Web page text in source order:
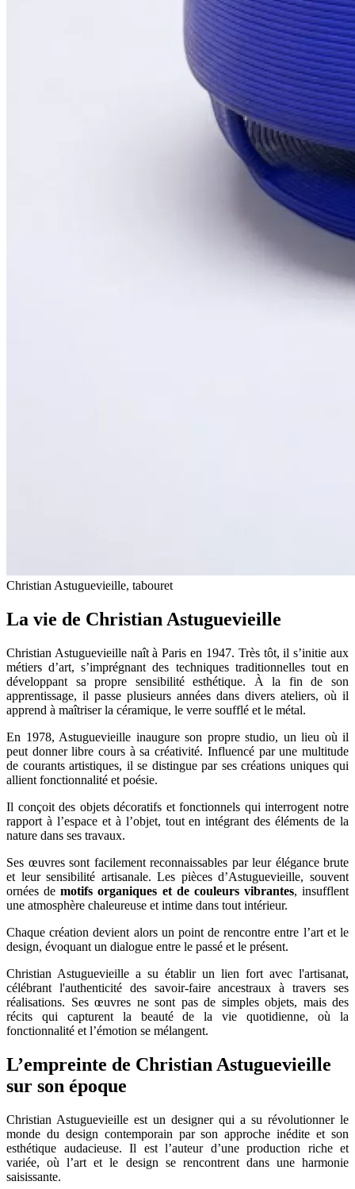
Christian Astuguevieille, tabouret
La vie de Christian Astuguevieille
Christian Astuguevieille naît à Paris en 1947. Très tôt, il s’initie aux
métiers d’art, s’imprégnant des techniques traditionnelles tout en
développant sa propre sensibilité esthétique. À la fin de son
apprentissage, il passe plusieurs années dans divers ateliers, où il
apprend à maîtriser la céramique, le verre soufflé et le métal.
En 1978, Astuguevieille inaugure son propre studio, un lieu où il
peut donner libre cours à sa créativité. Influencé par une multitude
de courants artistiques, il se distingue par ses créations uniques qui
allient fonctionnalité et poésie.
Il conçoit des objets décoratifs et fonctionnels qui interrogent notre
rapport à l’espace et à l’objet, tout en intégrant des éléments de la
nature dans ses travaux.
Ses œuvres sont facilement reconnaissables par leur élégance brute
et leur sensibilité artisanale. Les pièces d’Astuguevieille, souvent
ornées demotifs organiques et de couleurs vibrantes, insufflent
une atmosphère chaleureuse et intime dans tout intérieur.
Chaque création devient alors un point de rencontre entre l’art et le
design, évoquant un dialogue entre le passé et le présent.
Christian Astuguevieille a su établir un lien fort avec l'artisanat,
célébrant l'authenticité des savoir-faire ancestraux à travers ses
réalisations. Ses œuvres ne sont pas de simples objets, mais des
récits qui capturent la beauté de la vie quotidienne, où la
fonctionnalité et l’émotion se mélangent.
L’empreinte de Christian Astuguevieille
sur son époque
Christian Astuguevieille est un designer qui a su révolutionner le
monde du design contemporain par son approche inédite et son
esthétique audacieuse. Il est l’auteur d’une production riche et
variée, où l’art et le design se rencontrent dans une harmonie
saisissante.